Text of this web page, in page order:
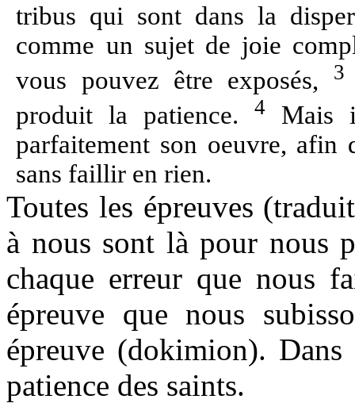
tribus qui sont dans la
comme un sujet de joie
vous pouvez être exposés,
3
produit la patience.4
Mais
parfaitement son oeuvre, afin
sans faillir en rien.
Toutes les épreuves
à nous sont là pour nous
chaque erreur que nous
épreuve que nous
épreuve (dokimion). Dans
patience des saints.